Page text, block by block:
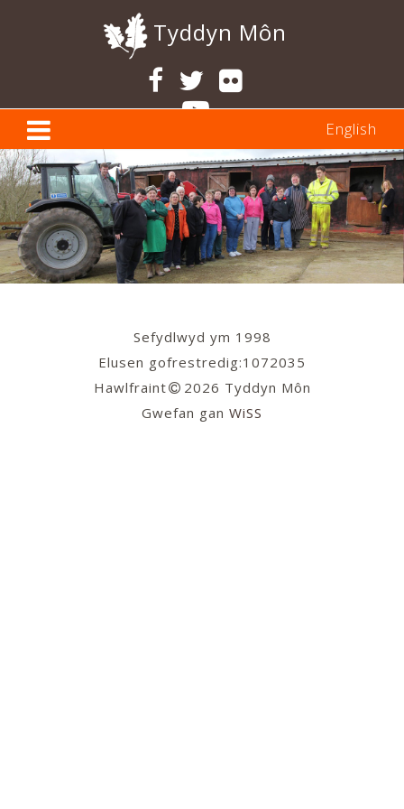
Tyddyn Môn
English
Sefydlwyd ym 1998
Elusen gofrestredig:1072035
Hawlfraint
2026 Tyddyn Môn
Gwefan ganWiSS